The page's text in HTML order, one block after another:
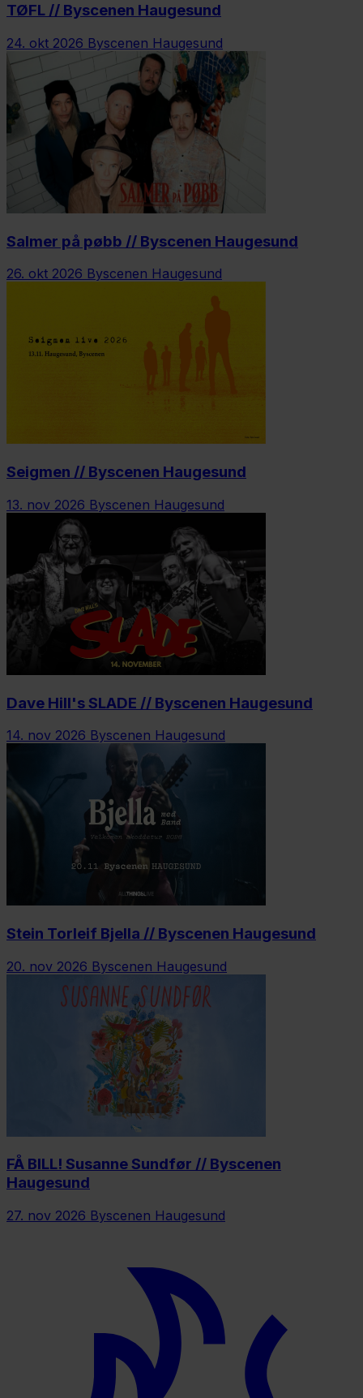
TØFL // Byscenen Haugesund
24. okt 2026 Byscenen Haugesund
Salmer på pøbb // Byscenen Haugesund
26. okt 2026 Byscenen Haugesund
Seigmen // Byscenen Haugesund
13. nov 2026 Byscenen Haugesund
Dave Hill's SLADE // Byscenen Haugesund
14. nov 2026 Byscenen Haugesund
Stein Torleif Bjella // Byscenen Haugesund
20. nov 2026 Byscenen Haugesund
FÅ BILL! Susanne Sundfør // Byscenen
Haugesund
27. nov 2026 Byscenen Haugesund